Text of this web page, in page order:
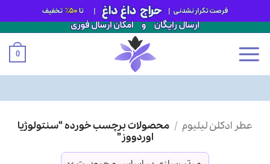
0
عطر ادکلن لیلیوم / محصولات برچسب خورده “سنتولوژیا
اوردووز”